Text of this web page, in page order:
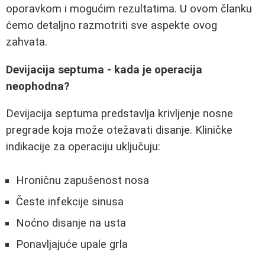
oporavkom i mogućim rezultatima. U ovom članku
ćemo detaljno razmotriti sve aspekte ovog
zahvata.
Devijacija septuma - kada je operacija
neophodna?
Devijacija septuma predstavlja krivljenje nosne
pregrade koja može otežavati disanje. Kliničke
indikacije za operaciju uključuju:
Hroničnu zapušenost nosa
Česte infekcije sinusa
Noćno disanje na usta
Ponavljajuće upale grla